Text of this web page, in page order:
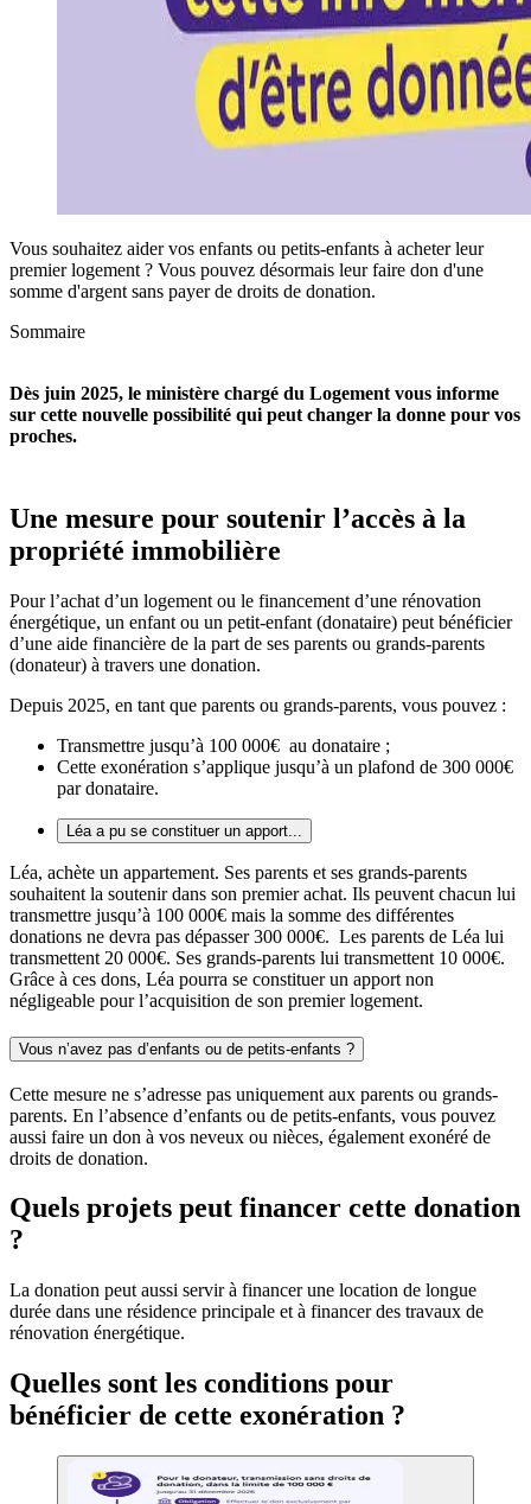
Vous souhaitez aider vos enfants ou petits-enfants à acheter leur
premier logement ? Vous pouvez désormais leur faire don d'une
somme d'argent sans payer de droits de donation.
Sommaire
Dès juin 2025, le ministère chargé du Logement vous informe
sur cette nouvelle possibilité qui peut changer la donne pour vos
proches.
Une mesure pour soutenir l’accès à la
propriété immobilière
Pour l’achat d’un logement ou le financement d’une rénovation
énergétique, un enfant ou un petit-enfant (donataire) peut bénéficier
d’une aide financière de la part de ses parents ou grands-parents
(donateur) à travers une donation.
Depuis 2025, en tant que parents ou grands-parents, vous pouvez :
Transmettre jusqu’à 100 000€ au donataire ;
Cette exonération s’applique jusqu’à un plafond de 300 000€
par donataire.
Léa a pu se constituer un apport...
Léa, achète un appartement. Ses parents et ses grands-parents
souhaitent la soutenir dans son premier achat. Ils peuvent chacun lui
transmettre jusqu’à 100 000€ mais la somme des différentes
donations ne devra pas dépasser 300 000€. Les parents de Léa lui
transmettent 20 000€. Ses grands-parents lui transmettent 10 000€.
Grâce à ces dons, Léa pourra se constituer un apport non
négligeable pour l’acquisition de son premier logement.
Vous n’avez pas d’enfants ou de petits-enfants ?
Cette mesure ne s’adresse pas uniquement aux parents ou grands-
parents. En l’absence d’enfants ou de petits-enfants, vous pouvez
aussi faire un don à vos neveux ou nièces, également exonéré de
droits de donation.
Quels projets peut financer cette donation
?
La donation peut aussi servir à financer une location de longue
durée dans une résidence principale et à financer des travaux de
rénovation énergétique.
Quelles sont les conditions pour
bénéficier de cette exonération ?